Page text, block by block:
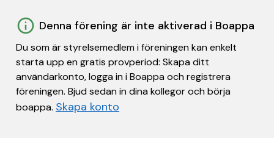
Denna förening är inte aktiverad i Boappa
Du som är styrelsemedlem i föreningen kan enkelt
starta upp en gratis provperiod: Skapa ditt
användarkonto, logga in i Boappa och registrera
föreningen. Bjud sedan in dina kollegor och börja
boappa. Skapa konto